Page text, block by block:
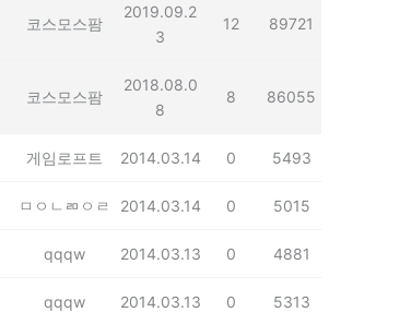
코스모스팜
2019.09.2
3
12 89721
코스모스팜
2018.08.0
8
8 86055
게임로프트 2014.03.14 0 5493
ㅁㅇㄴㄻㅇㄹ 2014.03.14 0 5015
qqqw 2014.03.13 0 4881
qqqw 2014.03.13 0 5313